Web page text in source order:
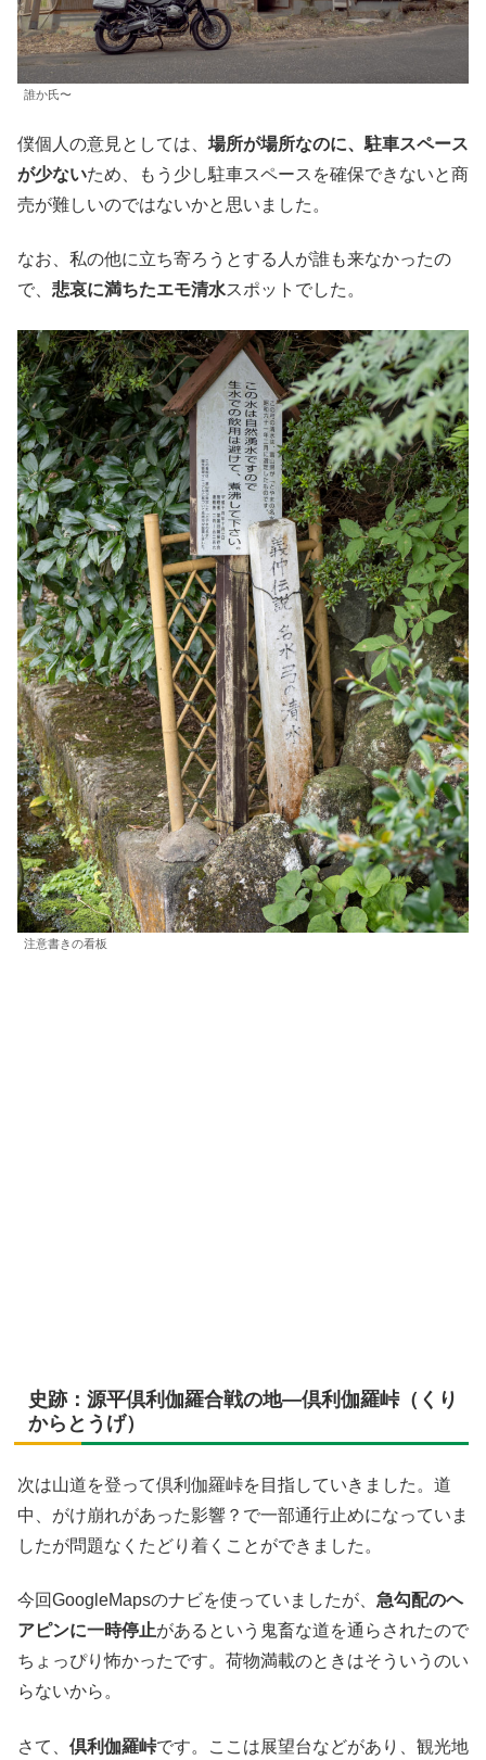
誰か氏〜
僕個人の意見としては、 場所が場所なのに、駐車スペース
が少ないため、もう少し駐車スペースを確保できないと商
売が難しいのではないかと思いました。
なお、私の他に立ち寄ろうとする人が誰も来なかったの
で、 悲哀に満ちたエモ清水スポットでした。
注意書きの看板
史跡：源平倶利伽羅合戦の地―倶利伽羅峠（くり
からとうげ）
次は山道を登って倶利伽羅峠を目指していきました。道
中、がけ崩れがあった影響？で一部通行止めになっていま
したが問題なくたどり着くことができました。
今回GoogleMapsのナビを使っていましたが、 急勾配のヘ
アピンに一時停止があるという鬼畜な道を通らされたので
ちょっぴり怖かったです。荷物満載のときはそういうのい
らないから。
さて、 倶利伽羅峠です。ここは展望台などがあり、観光地